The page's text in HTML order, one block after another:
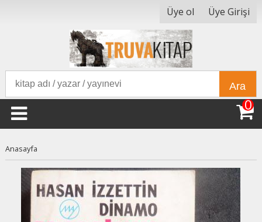
Üye ol Üye Girişi
Ara
0
Anasayfa